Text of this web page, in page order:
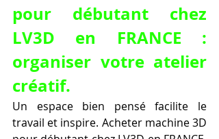
pour débutant chez
LV3D en FRANCE :
organiser votre atelier
créatif.
Un espace bien pensé facilite le
travail et inspire. Acheter machine 3D